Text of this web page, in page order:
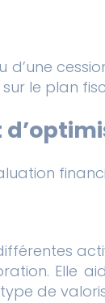
le plan
de